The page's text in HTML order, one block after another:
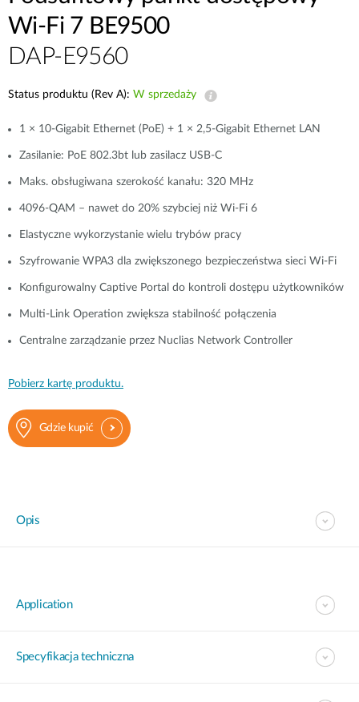
Wi-Fi 7 BE9500
DAP-E9560
Status produktu (Rev A): W sprzedaży
1 × 10-Gigabit Ethernet (PoE) + 1 × 2,5-Gigabit Ethernet LAN
Zasilanie: PoE 802.3bt lub zasilacz USB-C
Maks. obsługiwana szerokość kanału: 320 MHz
4096-QAM – nawet do 20% szybciej niż Wi-Fi 6
Elastyczne wykorzystanie wielu trybów pracy
Szyfrowanie WPA3 dla zwiększonego bezpieczeństwa sieci Wi-Fi
Konfigurowalny Captive Portal do kontroli dostępu użytkowników
Multi-Link Operation zwiększa stabilność połączenia
Centralne zarządzanie przez Nuclias Network Controller
Pobierz kartę produktu.
Gdzie kupić
Opis
Application
Specyfikacja techniczna